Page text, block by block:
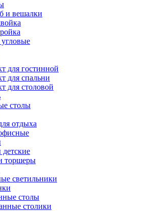
и вешалки
для гостинной
для спальни
для столовой
столы
отдыха
торшеры
светильники
столы
столики